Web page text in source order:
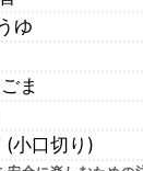
ゆ
ま
(小口切り)